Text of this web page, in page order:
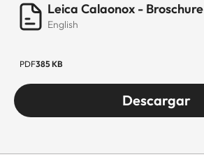
Leica Calaonox - Broschure
English
PDF385 KB
Descargar